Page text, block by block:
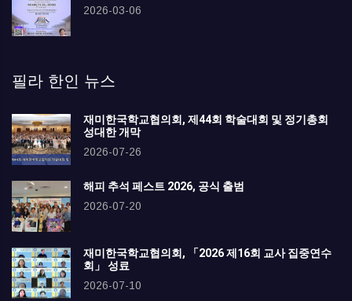
2026-03-06
필라 한인 뉴스
재미한국학교협의회, 제44회 학술대회 및 정기총회
성대한 개막
2026-07-26
해피 추석 페스트 2026, 공식 출범
2026-07-20
재미한국학교협의회, 「2026 제16회 교사 집중연수
회」 성료
2026-07-10